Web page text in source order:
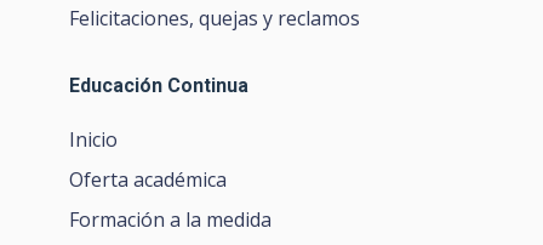
Felicitaciones, quejas y reclamos
Educación Continua
Inicio
Oferta académica
Formación a la medida